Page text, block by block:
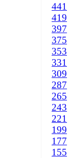
441
419
397
375
353
331
309
287
265
243
221
199
177
155